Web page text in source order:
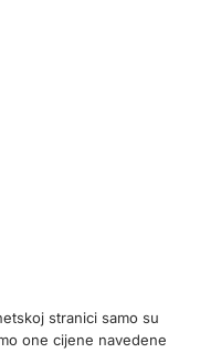
stranici samo su
one cijene navedene